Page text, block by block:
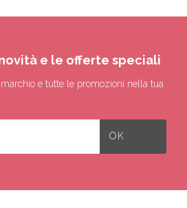
e le offerte speciali
e tutte le promozioni nella tua